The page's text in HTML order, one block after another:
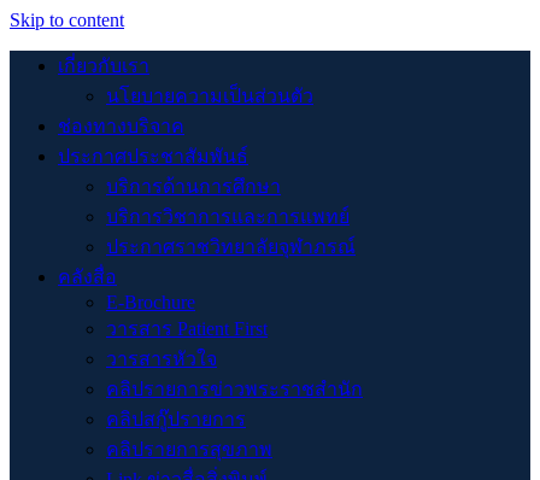
Skip to content
เกี่ยวกับเรา
นโยบายความเป็นส่วนตัว
ช่องทางบริจาค
ประกาศประชาสัมพันธ์
บริการด้านการศึกษา
บริการวิชาการและการแพทย์
ประกาศราชวิทยาลัยจุฬาภรณ์
คลังสื่อ
E-Brochure
วารสาร Patient First
วารสารหัวใจ
คลิปรายการข่าวพระราชสำนัก
คลิปสกู๊ปรายการ
คลิปรายการสุขภาพ